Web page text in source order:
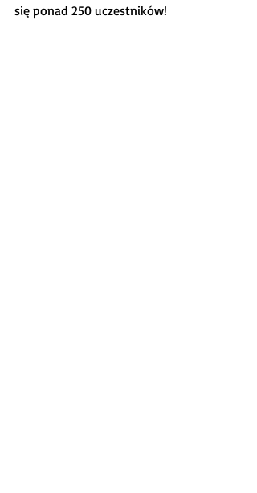
się ponad 250 uczestników!